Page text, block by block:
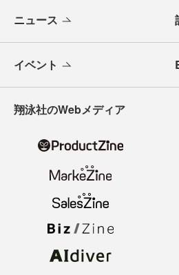
ニュース
イベント
翔泳社のWebメディア